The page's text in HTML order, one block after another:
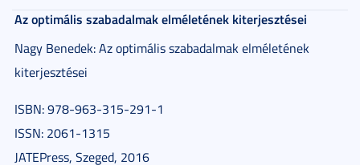
Az optimális szabadalmak elméletének kiterjesztései
Nagy Benedek: Az optimális szabadalmak elméletének
kiterjesztései
ISBN: 978-963-315-291-1
ISSN: 2061-1315
JATEPress, Szeged, 2016